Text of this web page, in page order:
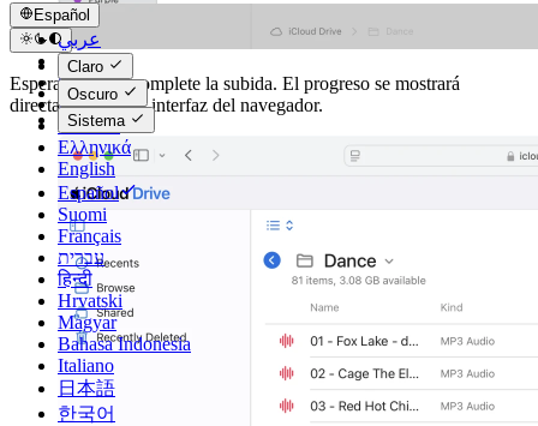
Español
عربي
Català
Čeština
Dansk
Deutsch
Ελληνικά
English
Español
Suomi
Français
עברית
हिन्दी
Hrvatski
Magyar
Bahasa Indonesia
Italiano
日本語
한국어
Claro
Oscuro
Sistema
Espera a que se complete la subida. El progreso se mostrará
directamente en la interfaz del navegador.